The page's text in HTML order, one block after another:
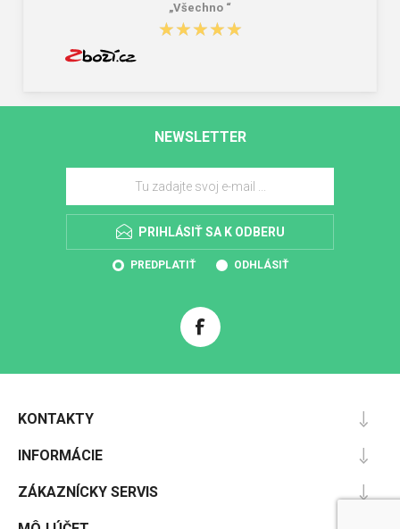
„Všechno “
★★★★★
★★★★★
NEWSLETTER
PRIHLÁSIŤ SA K ODBERU
PREDPLATIŤ ODHLÁSIŤ
KONTAKTY
INFORMÁCIE
ZÁKAZNÍCKY SERVIS